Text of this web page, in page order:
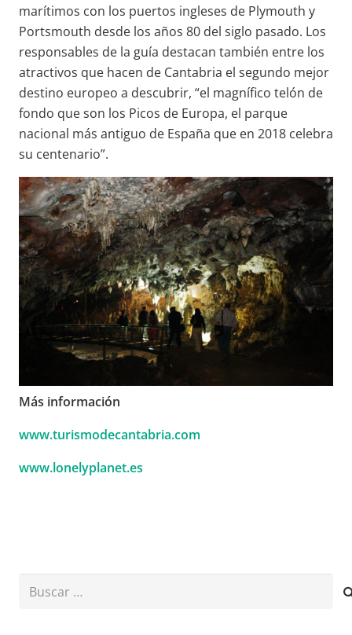
marítimos con los puertos ingleses de Plymouth y
Portsmouth desde los años 80 del siglo pasado. Los
responsables de la guía destacan también entre los
atractivos que hacen de Cantabria el segundo mejor
destino europeo a descubrir, “el magnífico telón de
fondo que son los Picos de Europa, el parque
nacional más antiguo de España que en 2018 celebra
su centenario”.
Más información
www.turismodecantabria.com
www.lonelyplanet.es
Buscar: